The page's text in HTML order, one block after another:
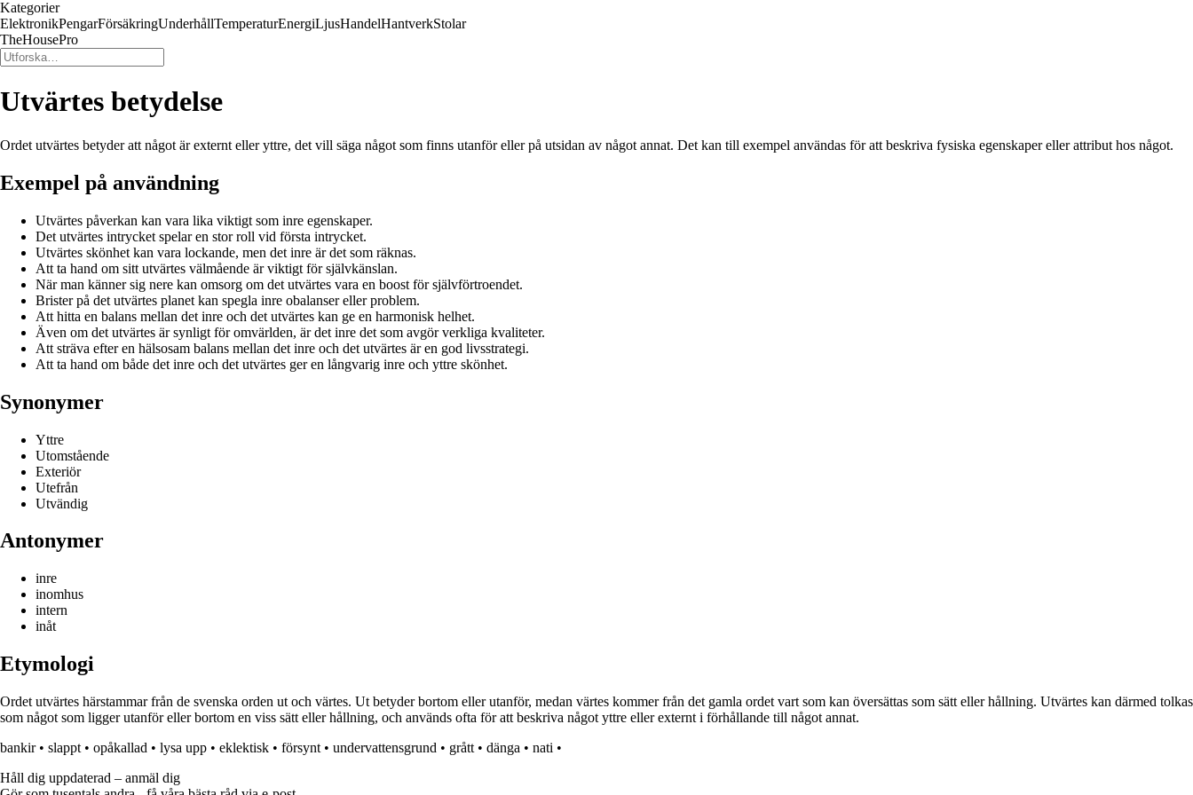
Kategorier
ElektronikPengarFörsäkringUnderhållTemperaturEnergiLjusHandelHantverkStolar
TheHousePro
Utvärtes betydelse
Ordet utvärtes betyder att något är externt eller yttre, det vill säga något som finns utanför eller på utsidan av något annat. Det kan till exempel användas för att beskriva fysiska egenskaper eller attribut hos något.
Exempel på användning
Utvärtes påverkan kan vara lika viktigt som inre egenskaper.
Det utvärtes intrycket spelar en stor roll vid första intrycket.
Utvärtes skönhet kan vara lockande, men det inre är det som räknas.
Att ta hand om sitt utvärtes välmående är viktigt för självkänslan.
När man känner sig nere kan omsorg om det utvärtes vara en boost för självförtroendet.
Brister på det utvärtes planet kan spegla inre obalanser eller problem.
Att hitta en balans mellan det inre och det utvärtes kan ge en harmonisk helhet.
Även om det utvärtes är synligt för omvärlden, är det inre det som avgör verkliga kvaliteter.
Att sträva efter en hälsosam balans mellan det inre och det utvärtes är en god livsstrategi.
Att ta hand om både det inre och det utvärtes ger en långvarig inre och yttre skönhet.
Synonymer
Yttre
Utomstående
Exteriör
Utefrån
Utvändig
Antonymer
inre
inomhus
intern
inåt
Etymologi
Ordet utvärtes härstammar från de svenska orden ut och värtes. Ut betyder bortom eller utanför, medan värtes kommer från det gamla ordet vart som kan översättas som sätt eller hållning. Utvärtes kan därmed tolkas
som något som ligger utanför eller bortom en viss sätt eller hållning, och används ofta för att beskriva något yttre eller externt i förhållande till något annat.
bankir• slappt • opåkallad • lysa upp • eklektisk • försynt • undervattensgrund • grått • dänga • nati •
Håll dig uppdaterad – anmäl dig